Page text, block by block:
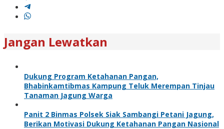
Jangan Lewatkan
Dukung Program Ketahanan Pangan,
Bhabinkamtibmas Kampung Teluk Merempan Tinjau
Tanaman Jagung Warga
Panit 2 Binmas Polsek Siak Sambangi Petani Jagung,
Berikan Motivasi Dukung Ketahanan Pangan Nasional